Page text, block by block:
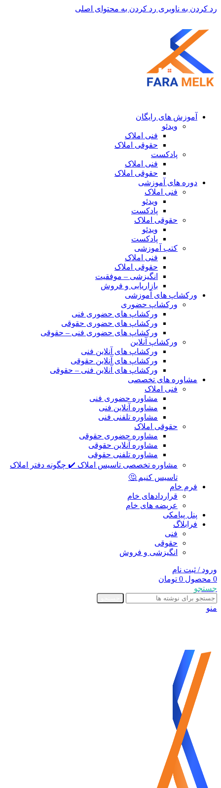
رد کردن به ناوبری رد کردن به محتوای اصلی
آموزش های رایگان
ویدئو
فنی املاک
حقوقی املاک
پادکست
فنی املاک
حقوقی املاک
دوره های آموزشی
فنی املاک
ویدئو
پادکست
حقوقی املاک
ویدئو
پادکست
کتب آموزشی
فنی املاک
حقوقی املاک
انگیزشی – موفقیت
بازاریابی و فروش
ورکشاپ های آموزشی
ورکشاپ حضوری
ورکشاپ های حضوری فنی
ورکشاپ های حضوری حقوقی
ورکشاپ های حضوری فنی – حقوقی
ورکشاپ آنلاین
ورکشاپ های آنلاین فنی
ورکشاپ های آنلاین حقوقی
ورکشاپ های آنلاین فنی – حقوقی
مشاوره های تخصصی
فنی املاک
مشاوره حضوری فنی
مشاوره آنلاین فنی
مشاوره تلفنی فنی
حقوقی املاک
مشاوره حضوری حقوقی
مشاوره آنلاین حقوقی
مشاوره تلفنی حقوقی
مشاوره تخصصی تاسیس املاک ✔️ چگونه دفتر املاک
تاسیس کنیم 🤔
فرم خام
قراردادهای خام
عریضه های خام
پنل پیامکی
فرابلاگ
فنی
حقوقی
انگیزشی و فروش
ورود / ثبت نام
0 محصول 0 تومان
جستجو
منو